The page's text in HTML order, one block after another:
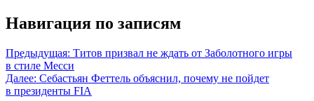
Навигация по записям
Предыдущая: Титов призвал не ждать от Заболотного игры
в стиле Месси
Далее: Себастьян Феттель объяснил, почему не пойдет
в президенты FIA